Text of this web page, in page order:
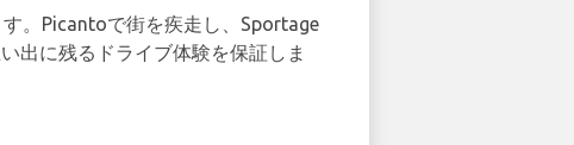
。Picantoで街を疾走し、Sportage
出に残るドライブ体験を保証しま